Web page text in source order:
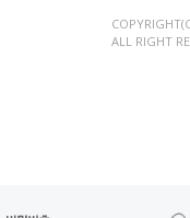
ALL RIGHT